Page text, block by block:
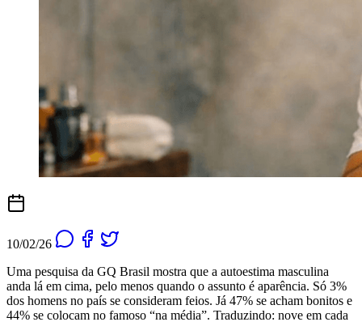
10/02/26
Uma pesquisa da GQ Brasil mostra que a autoestima masculina
anda lá em cima, pelo menos quando o assunto é aparência. Só 3%
dos homens no país se consideram feios. Já 47% se acham bonitos e
44% se colocam no famoso “na média”. Traduzindo: nove em cada